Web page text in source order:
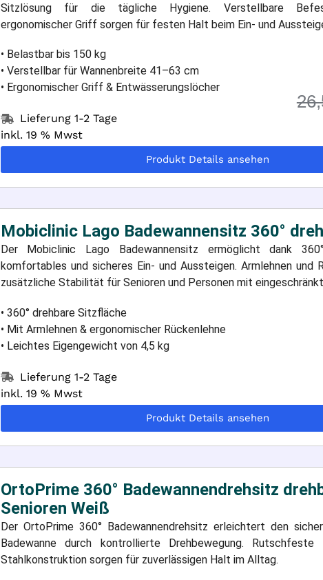
Sitzlösung für die tägliche Hygiene. Verstellbare
ergonomischer Griff sorgen für festen Halt beim Ein- und
• Belastbar bis 150 kg
• Verstellbar für Wannenbreite 41–63 cm
• Ergonomischer Griff & Entwässerungslöcher
Lieferung 1-2 Tage
inkl. 19 % Mwst
Produkt Details ansehen
Mobiclinic Lago Badewannensitz 360°
Der Mobiclinic Lago Badewannensitz ermöglicht dank
komfortables und sicheres Ein- und Aussteigen. Armlehnen und
zusätzliche Stabilität für Senioren und Personen mit
• 360° drehbare Sitzfläche
• Mit Armlehnen & ergonomischer Rückenlehne
• Leichtes Eigengewicht von 4,5 kg
Lieferung 1-2 Tage
inkl. 19 % Mwst
Produkt Details ansehen
OrtoPrime 360° Badewannendrehsitz
Senioren Weiß
Der OrtoPrime 360° Badewannendrehsitz erleichtert den
Badewanne durch kontrollierte Drehbewegung.
Stahlkonstruktion sorgen für zuverlässigen Halt im Alltag.